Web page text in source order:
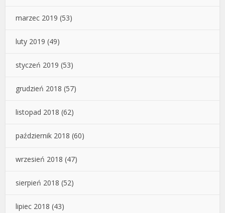
marzec 2019 (53)
luty 2019 (49)
styczeń 2019 (53)
grudzień 2018 (57)
listopad 2018 (62)
październik 2018 (60)
wrzesień 2018 (47)
sierpień 2018 (52)
lipiec 2018 (43)